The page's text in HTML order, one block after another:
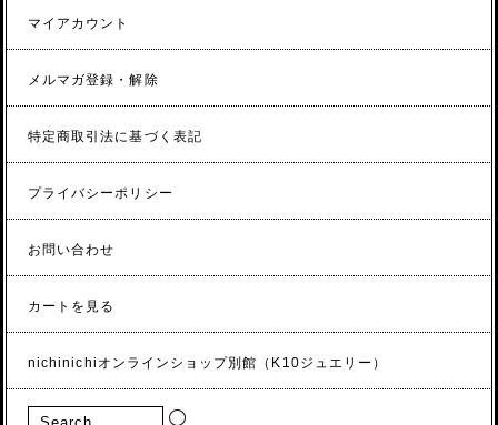
マイアカウント
メルマガ登録・解除
特定商取引法に基づく表記
プライバシーポリシー
お問い合わせ
カートを見る
nichinichiオンラインショップ別館（K10ジュエリー）